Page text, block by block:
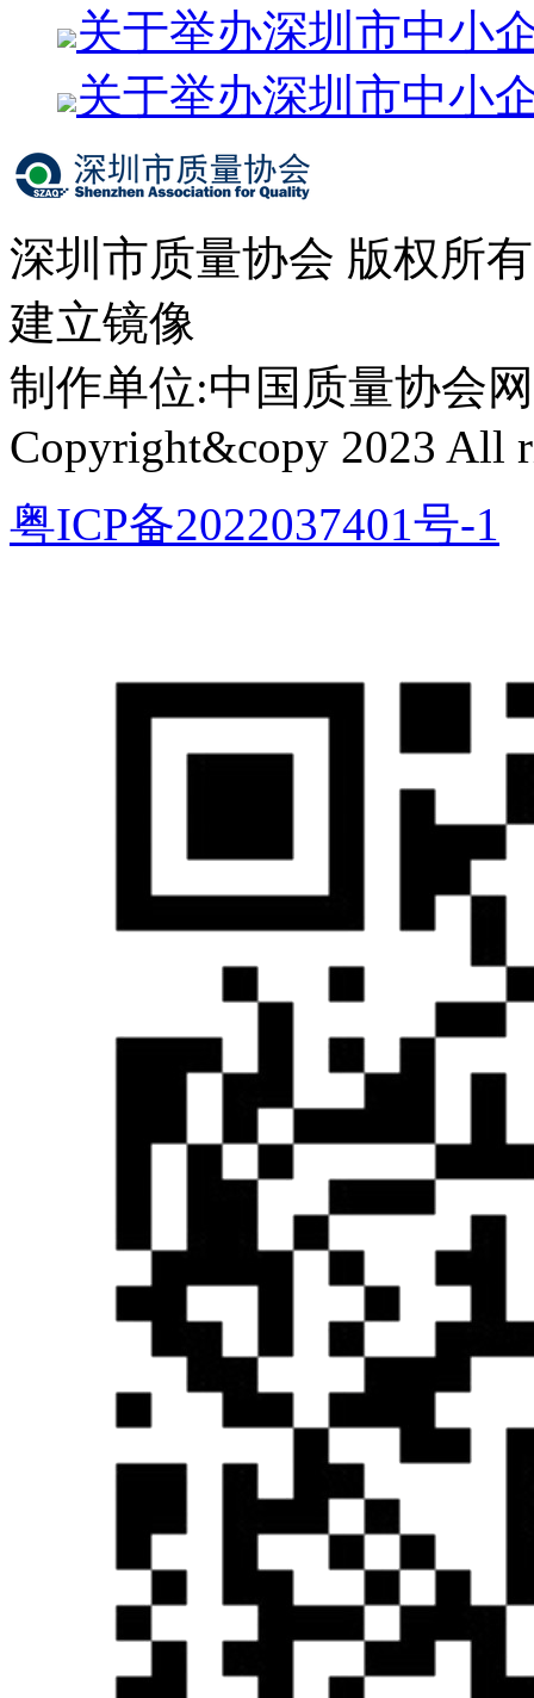
关于举办深圳市中小
关于举办深圳市中小
深圳市质量协会 版权所
建立镜像
制作单位:中国质量协会
Copyright&copy 2023 All
粤ICP备2022037401号-1